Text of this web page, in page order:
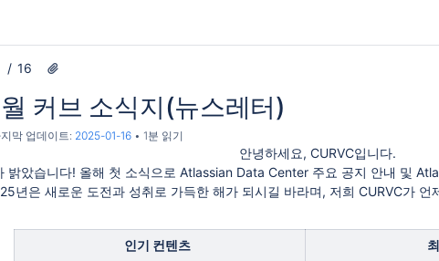
16
커브 소식지(뉴스레터)
막 업데이트: 2025-01-16 1분 읽기
안녕하세요, CURVC입니다.
밝았습니다! 올해 첫 소식으로 Atlassian Data Center 주요 공지 안내 및
년은 새로운 도전과 성취로 가득한 해가 되시길 바라며, 저희 CURVC가 언
인기 컨텐츠